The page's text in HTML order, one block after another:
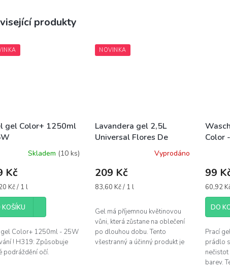
produkty
gel Color+ 1250ml
Skladem (10 ks)
Kč
Kč / 1 l
Color+ 1250ml - 25W
! H319: Způsobuje
podráždění očí.
NOVINKA
Lavandera gel 2,5L
Universal Flores De
Vyprodáno
209 Kč
Měrná
83,60 Kč / 1 l
Gel má příjemnou květinovou
vůni, která zůstane na oblečení
po dlouhou dobu. Tento
všestranný a účinný produkt je
Color
99
Měrná
cena:
60,92
DO
Prací
prádlo
barev.